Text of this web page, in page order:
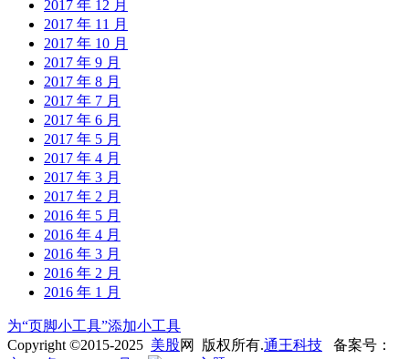
2017 年 12 月
2017 年 11 月
2017 年 10 月
2017 年 9 月
2017 年 8 月
2017 年 7 月
2017 年 6 月
2017 年 5 月
2017 年 4 月
2017 年 3 月
2017 年 2 月
2016 年 5 月
2016 年 4 月
2016 年 3 月
2016 年 2 月
2016 年 1 月
为“页脚小工具”添加小工具
Copyright ©2015-2025 美股网 版权所有.通王科技 备案号：